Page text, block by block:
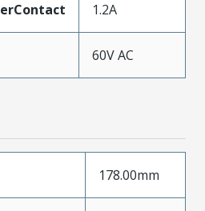
1.2A
60V AC
178.00mm